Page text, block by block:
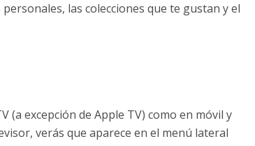
las colecciones que te gustan y el
(a excepción de Apple TV) como en móvil y
verás que aparece en el menú lateral